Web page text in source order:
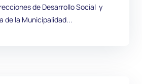
de Desarrollo Social y
de la Municipalidad...